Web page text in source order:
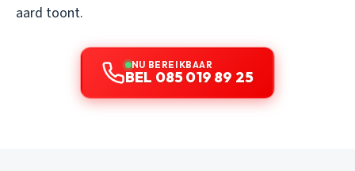
aard toont.
NU BEREIKBAAR
BEL 085 019 89 25